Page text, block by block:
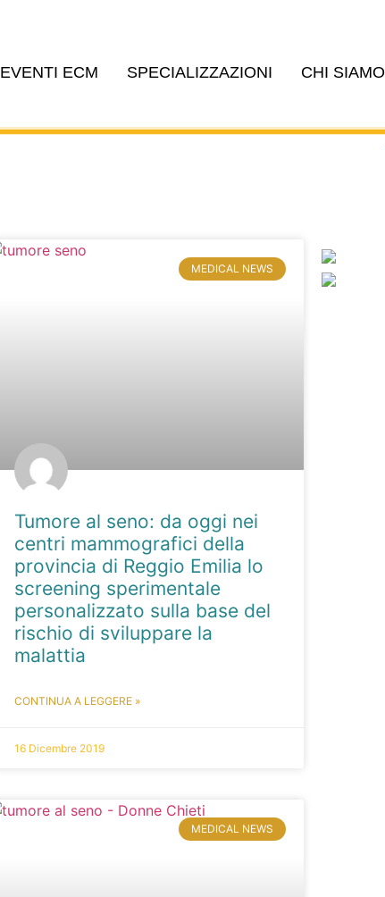
EVENTI ECM SPECIALIZZAZIONI
CHI SIAMO
MEDICAL NEWS
Tumore al seno: da oggi nei
centri mammografici della
provincia di Reggio Emilia lo
screening sperimentale
personalizzato sulla base del
rischio di sviluppare la
malattia
CONTINUA A LEGGERE »
16 Dicembre 2019
MEDICAL NEWS